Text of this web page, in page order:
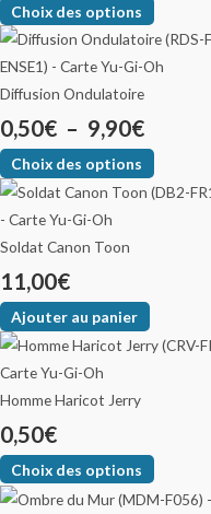
Choix des options
Diffusion Ondulatoire
0,50€ – 9,90€
Choix des options
Soldat Canon Toon
11,00€
Ajouter au panier
Homme Haricot Jerry
0,50€
Choix des options